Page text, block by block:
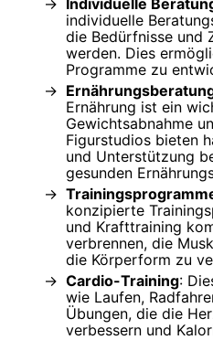
individuelle
die Bedürfnisse und
werden. Dies
Programme zu
Ernährung ist ein
Gewichtsabnahme
Figurstudios bieten
und Unterstützung
gesunden
konzipierte
und Krafttraining
verbrennen, die
die Körperform zu
Cardio-Training:
wie Laufen,
Übungen, die die
verbessern und